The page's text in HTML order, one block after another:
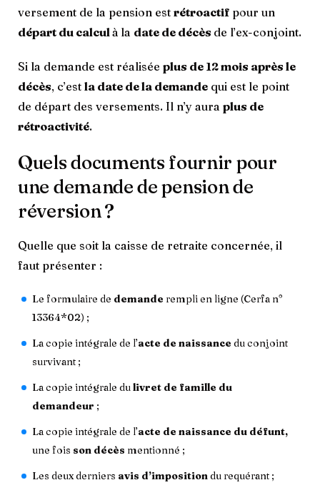
versement de la pension est rétroactif pour un
départ du calcul à la date de décès de l’ex-conjoint.
Si la demande est réalisée plus de 12 mois après le
décès, c’est la date de la demande qui est le point
de départ des versements. Il n’y aura plus de
rétroactivité.
Quels documents fournir pour
une demande de pension de
réversion ?
Quelle que soit la caisse de retraite concernée, il
faut présenter :
Le formulaire de demande rempli en ligne (Cerfa n°
13364*02) ;
La copie intégrale de l’acte de naissance du conjoint
survivant ;
La copie intégrale dulivret de famille du
demandeur ;
La copie intégrale de l’acte de naissance du défunt,
une fois son décès mentionné ;
Les deux derniers avis d’impositiondu requérant ;